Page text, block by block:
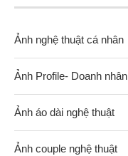
Ảnh nghệ thuật cá nhân
Ảnh Profile- Doanh nhân
Ảnh áo dài nghệ thuật
Ảnh couple nghệ thuật